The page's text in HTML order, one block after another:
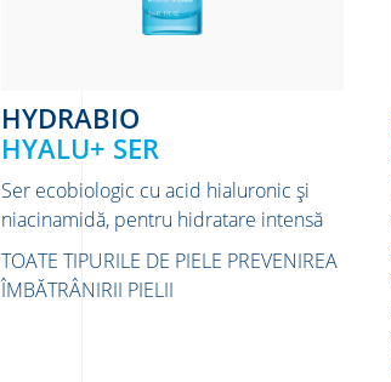
HYDRABIO
HYALU+ SER
Ser ecobiologic cu acid hialuronic și
niacinamidă, pentru hidratare intensă
TOATE TIPURILE DE PIELE PREVENIREA
ÎMBĂTRÂNIRII PIELII